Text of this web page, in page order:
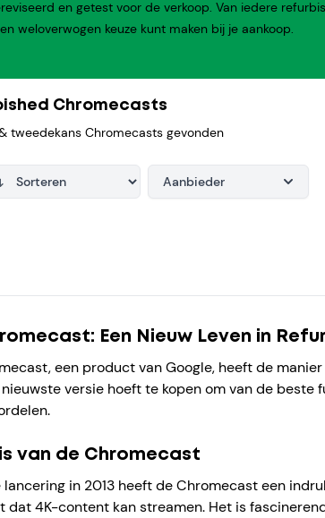
en getest voor de verkoop. Van iedere
weloverwogen keuze kunt maken bij je aankoop.
Chromecasts
tweedekans Chromecasts gevonden
Aanbieder
Een Nieuw Leven in
een product van Google, heeft de
versie hoeft te kopen om van de beste
van de Chromecast
lancering in 2013 heeft de Chromecast een
dat 4K-content kan streamen. Het is